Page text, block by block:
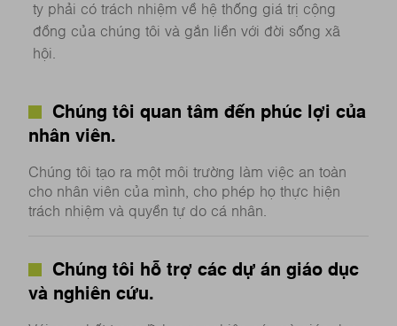
ty phải có trách nhiệm về hệ thống giá trị cộng
đồng của chúng tôi và gắn liền với đời sống xã
hội.
Chúng tôi quan tâm đến phúc lợi của
nhân viên.
Chúng tôi tạo ra một môi trường làm việc an toàn
cho nhân viên của mình, cho phép họ thực hiện
trách nhiệm và quyền tự do cá nhân.
Chúng tôi hỗ trợ các dự án giáo dục
và nghiên cứu.